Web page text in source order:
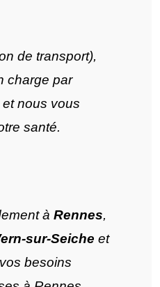
de transport),
charge par
nous vous
santé.
à Rennes,
sur-Seiche et
besoins